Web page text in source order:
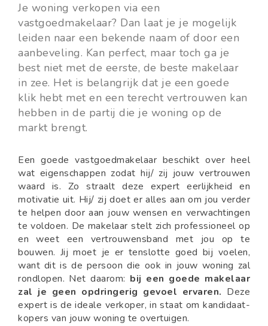
Je woning verkopen via een
vastgoedmakelaar? Dan laat je je mogelijk
leiden naar een bekende naam of door een
aanbeveling. Kan perfect, maar toch ga je
best niet met de eerste, de beste makelaar
in zee. Het is belangrijk dat je een goede
klik hebt met en een terecht vertrouwen kan
hebben in de partij die je woning op de
markt brengt.
Een goede vastgoedmakelaar beschikt over heel
wat eigenschappen zodat hij/ zij jouw vertrouwen
waard is. Zo straalt deze expert eerlijkheid en
motivatie uit. Hij/ zij doet er alles aan om jou verder
te helpen door aan jouw wensen en verwachtingen
te voldoen. De makelaar stelt zich professioneel op
en weet een vertrouwensband met jou op te
bouwen. Jij moet je er tenslotte goed bij voelen,
want dit is de persoon die ook in jouw woning zal
rondlopen. Net daarom: bij een goede makelaar
zal je geen opdringerig gevoel ervaren. Deze
expert is de ideale verkoper, in staat om kandidaat-
kopers van jouw woning te overtuigen.